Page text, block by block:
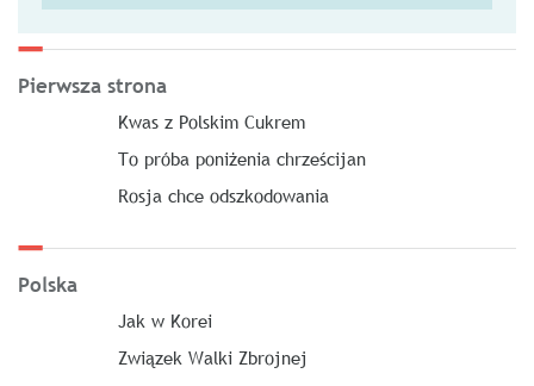
Pierwsza strona
Kwas z Polskim Cukrem
To próba poniżenia chrześcijan
Rosja chce odszkodowania
Polska
Jak w Korei
Związek Walki Zbrojnej